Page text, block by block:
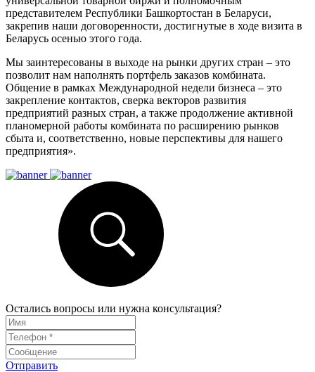
представителем Республики Башкортостан в Беларуси,
закрепив наши договоренности, достигнутые в ходе визита в
Беларусь осенью этого года.
Мы заинтересованы в выходе на рынки других стран – это
позволит нам наполнять портфель заказов комбината.
Общение в рамках Международной недели бизнеса – это
закрепление контактов, сверка векторов развития
предприятий разных стран, а также продолжение активной
планомерной работы комбината по расширению рынков
сбыта и, соответственно, новые перспективы для нашего
предприятия».
Остались вопросы или нужна консультация?
Отправить